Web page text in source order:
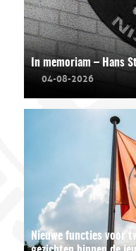
In memoriam – Hans
04-08-2026
Nieuwe functies voor